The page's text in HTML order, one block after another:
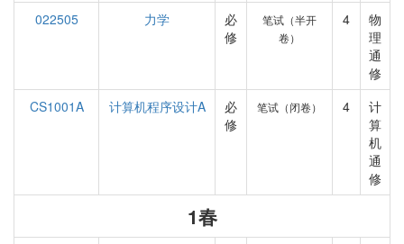
022505
力学
必
修
笔试（半开
卷）
4
物
理
通
修
CS1001A
计算机程序设计A
必
修
笔试（闭卷） 4
计
算
机
通
修
1春